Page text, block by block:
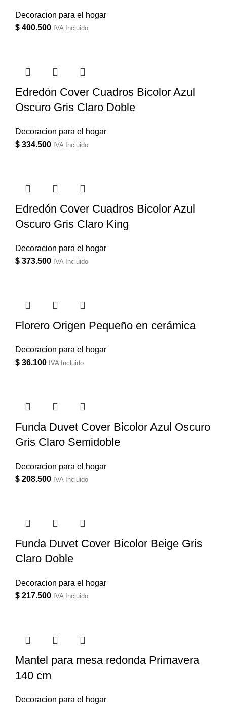
Decoracion para el hogar
$ 400.500 IVA Incluido
Edredón Cover Cuadros Bicolor Azul
Oscuro Gris Claro Doble
Decoracion para el hogar
$ 334.500 IVA Incluido
Edredón Cover Cuadros Bicolor Azul
Oscuro Gris Claro King
Decoracion para el hogar
$ 373.500 IVA Incluido
Florero Origen Pequeño en cerámica
Decoracion para el hogar
$ 36.100 IVA Incluido
Funda Duvet Cover Bicolor Azul Oscuro
Gris Claro Semidoble
Decoracion para el hogar
$ 208.500 IVA Incluido
Funda Duvet Cover Bicolor Beige Gris
Claro Doble
Decoracion para el hogar
$ 217.500 IVA Incluido
Mantel para mesa redonda Primavera
140 cm
Decoracion para el hogar